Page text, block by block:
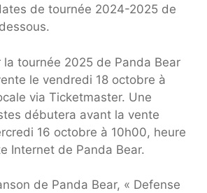
de tournée 2024-2025 de
tournée 2025 de Panda Bear
le vendredi 18 octobre à
via Ticketmaster. Une
débutera avant la vente
16 octobre à 10h00, heure
Internet de Panda Bear.
de Panda Bear, « Defense